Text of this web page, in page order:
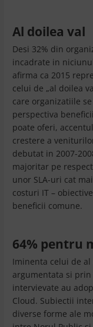
Al doilea val
Desi 32% din
incadrate in
afirma ca 2015
celui de „al doilea
care organizatiile
perspectiva
poate oferi,
crestere a
debutat in 2007-
majoritar pe
unor SLA-uri cat
costuri IT –
beneficii comune.
64% pentru
Iminenta celui de
argumentata si
intervievate au
Cloud. Subiectii
diverse forme ale